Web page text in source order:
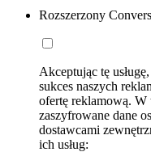
Rozszerzony
Akceptując tę
sukces naszych
ofertę reklamową.
zaszyfrowane dane
dostawcami
ich usług: